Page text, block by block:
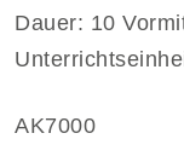
Dauer: 10
AK7000